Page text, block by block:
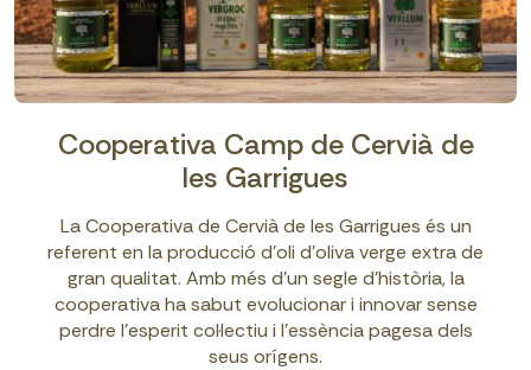
Cooperativa Camp de Cervià de
les Garrigues
La Cooperativa de Cervià de les Garrigues és un
referent en la producció d’oli d’oliva verge extra de
gran qualitat. Amb més d’un segle d’història, la
cooperativa ha sabut evolucionar i innovar sense
perdre l’esperit col·lectiu i l’essència pagesa dels
seus orígens.